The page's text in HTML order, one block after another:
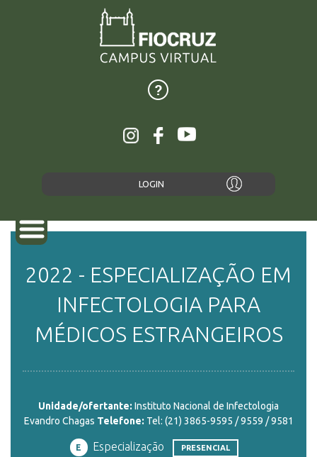
LOGIN
SOBRE
CURSOS
2022 - ESPECIALIZAÇÃO EM
INFECTOLOGIA PARA
MÉDICOS ESTRANGEIROS
Unidade/ofertante: Instituto Nacional de Infectologia
Evandro Chagas Telefone: Tel: (21) 3865-9595 / 9559 / 9581
E Especialização PRESENCIAL